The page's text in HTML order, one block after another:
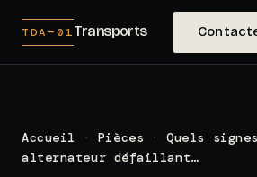
TDA—01Transports
Accueil · Pièces ·
Quels
alternateur défaillant…